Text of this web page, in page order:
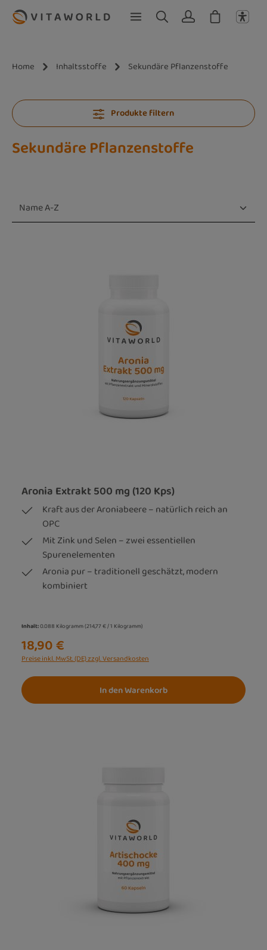
Zum Hauptinhalt springen
Home Inhaltsstoffe Sekundäre Pflanzenstoffe
Produkte filtern
Sekundäre Pflanzenstoffe
Aronia Extrakt 500 mg (120 Kps)
Kraft aus der Aroniabeere – natürlich reich an
OPC
Mit Zink und Selen – zwei essentiellen
Spurenelementen
Aronia pur – traditionell geschätzt, modern
kombiniert
Inhalt:0.088 Kilogramm(214,77 € / 1 Kilogramm)
18,90 €
Preise inkl. MwSt. (DE) zzgl. Versandkosten
In den Warenkorb